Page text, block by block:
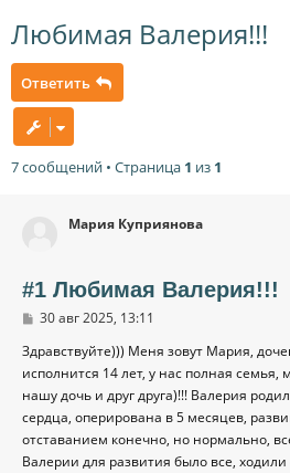
Любимая Валерия!!!
Ответить
7 сообщений • Страница 1 из 1
Мария Куприянова
#1 Любимая Валерия!!!
С
о
б
щ
е
и
е
30 авг 2025, 13:11
Здравствуйте))) Меня зовут Мария,
исполнится 14 лет, у нас полная
нашу дочь и друг друга)!!! Валерия
сердца, оперирована в 5 месяцев,
отставанием конечно, но нормально,
Валерии для развития было все,